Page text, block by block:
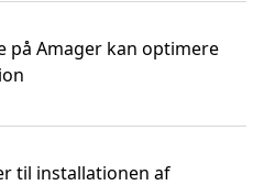
på Amager kan optimere
til installationen af